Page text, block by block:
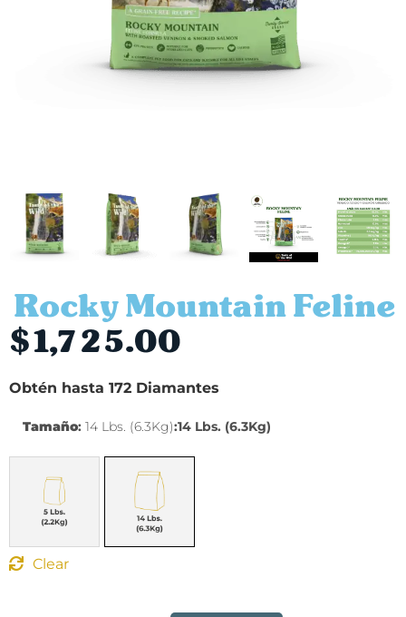
Rocky Mountain Feline
$1,725.00
Obtén hasta 172 Diamantes
Tamaño: 14 Lbs. (6.3Kg):14 Lbs. (6.3Kg)
Clear